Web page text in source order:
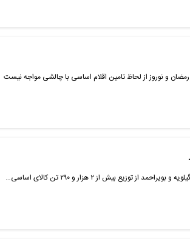
و نوروز از لحاظ تامین اقلام اساسی با چالشی مواجه نیست
توزیع بیش از ۲ هزار و ۲۹۰ تن کالای اساسی…